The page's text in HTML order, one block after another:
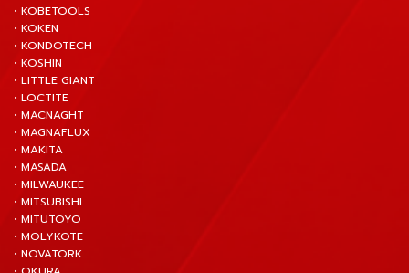
• KOBETOOLS
• KOKEN
• KONDOTECH
• KOSHIN
• LITTLE GIANT
• LOCTITE
• MACNAGHT
• MAGNAFLUX
• MAKITA
• MASADA
• MILWAUKEE
• MITSUBISHI
• MITUTOYO
• MOLYKOTE
• NOVATORK